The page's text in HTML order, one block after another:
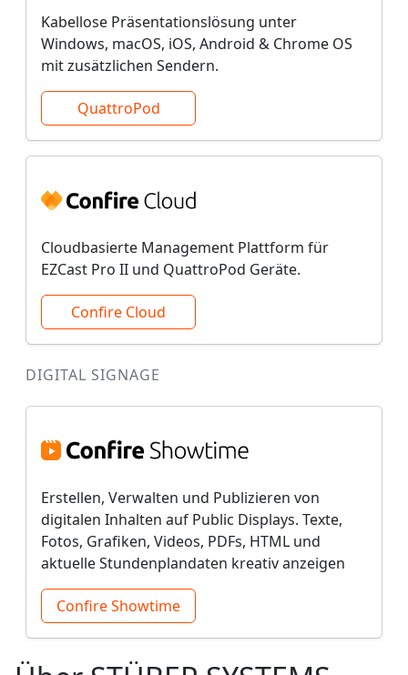
Kabellose Präsentationslösung unter
Windows, macOS, iOS, Android & Chrome OS
mit zusätzlichen Sendern.
QuattroPod
Cloudbasierte Management Plattform für
EZCast Pro II und QuattroPod Geräte.
Confire Cloud
DIGITAL SIGNAGE
Erstellen, Verwalten und Publizieren von
digitalen Inhalten auf Public Displays. Texte,
Fotos, Grafiken, Videos, PDFs, HTML und
aktuelle Stundenplandaten kreativ anzeigen
Confire Showtime